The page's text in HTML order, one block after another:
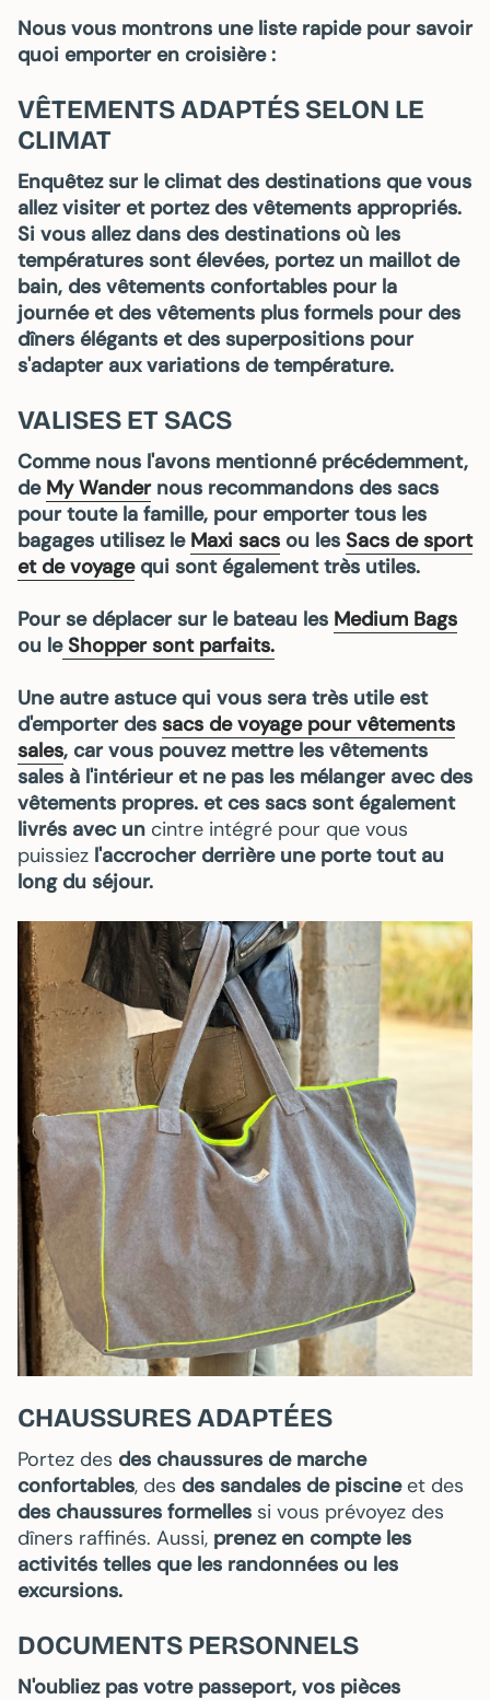
Nous vous montrons une liste rapide pour savoir
quoi emporter en croisière :
VÊTEMENTS ADAPTÉS SELON LE
CLIMAT
Enquêtez sur le climat des destinations que vous
allez visiter et portez des vêtements appropriés.
Si vous allez dans des destinations où les
températures sont élevées, portez un maillot de
bain, des vêtements confortables pour la
journée et des vêtements plus formels pour des
dîners élégants et des superpositions pour
s'adapter aux variations de température.
VALISES ET SACS
Comme nous l'avons mentionné précédemment,
de My Wandernous recommandons des sacs
pour toute la famille, pour emporter tous les
bagages utilisez le Maxi sacs ou les Sacs de sport
et de voyagequi sont également très utiles.
Pour se déplacer sur le bateau les Medium Bags
ou leShoppersont parfaits.
Une autre astuce qui vous sera très utile est
d'emporter des sacs de voyage pour vêtements
sales, car vous pouvez mettre les vêtements
sales à l'intérieur et ne pas les mélanger avec des
vêtements propres. et ces sacs sont également
livrés avec un cintre intégré pour que vous
puissiez l'accrocher derrière une porte tout au
long du séjour.
CHAUSSURES ADAPTÉES
Portez des des chaussures de marche
confortables, des des sandales de piscineet des
des chaussures formelles si vous prévoyez des
dîners raffinés. Aussi, prenez en compte les
activités telles que les randonnées ou les
excursions.
DOCUMENTS PERSONNELS
N'oubliez pas votre passeport, vos pièces